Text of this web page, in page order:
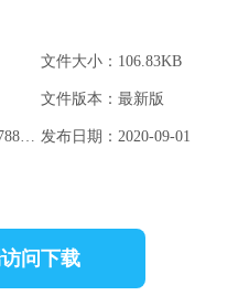
文件大小：106.83KB
文件版本：最新版
文件MD5：ca6c01e0423caaa9acc3af788d654066 发布日期：2020-09-01
问下载